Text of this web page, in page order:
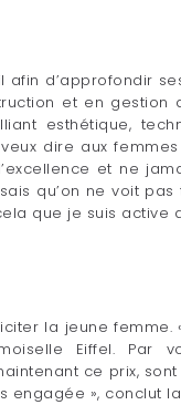
d’approfondir
et en gestion
esthétique,
dire aux
et ne
qu’on ne voit
que je suis active
la jeune femme.
Eiffel. Par
ce prix, sont
engagée », conclut